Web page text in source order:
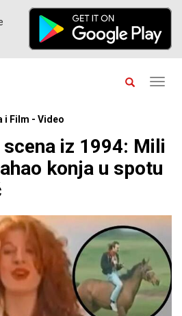
i Film - Video
iz 1994: Mili
konja u spotu